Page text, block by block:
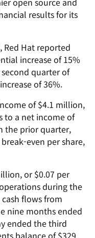
results for its
Red Hat reported
increase of 15%
quarter of
of 36%.
of $4.1 million,
to a net income of
the prior quarter,
even per share,
or $0.07 per
during the
flows from
nine months ended
ended the third
balance of $329